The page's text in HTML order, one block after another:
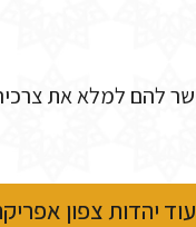
להם למלא את
יהדות צפון